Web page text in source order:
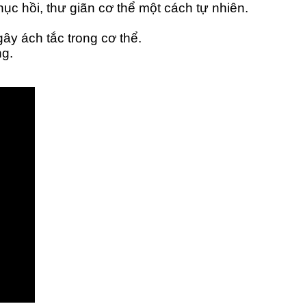
hồi, thư giãn cơ thể một cách tự nhiên.
ách tắc trong cơ thể.